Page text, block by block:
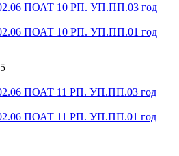
ПОАТ 10 РП. УП.ПП.03 год
ПОАТ 10 РП. УП.ПП.01 год
ПОАТ 11 РП. УП.ПП.03 год
ПОАТ 11 РП. УП.ПП.01 год